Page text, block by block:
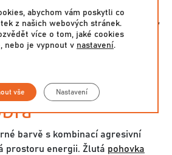
efektně využit i rohkuchyně
díky
výsuvnému mechanismu v
z oceli. Přidali také praktický
pro pohodlné ukládání věcí do
barvě s kombinací agresivní
prostoru energii. Žlutá pohovka
abychom vám poskytli co
z našich webových stránek.
více o tom, jaké cookies
nebo je vypnout v nastavení.
vše Nastavení